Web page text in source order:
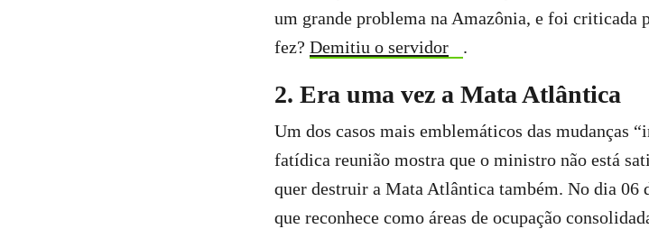
um grande problema na Amazônia, e foi criticada
fez? Demitiu o servidor .
2. Era uma vez a Mata Atlântica
Um dos casos mais emblemáticos das mudanças
fatídica reunião mostra que o ministro não está
quer destruir a Mata Atlântica também. No dia 06
que reconhece como áreas de ocupação